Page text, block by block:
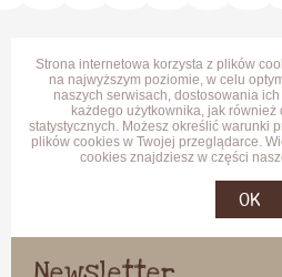
Strona internetowa korzysta z plików
na najwyższym poziomie, w celu
naszych serwisach, dostosowania
każdego użytkownika, jak
statystycznych. Możesz określić warunki
plików cookies w Twojej przeglądarce.
cookies znajdziesz w części
OK